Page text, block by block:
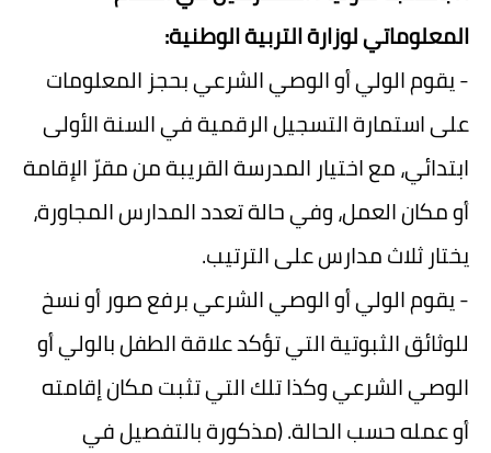
المعلوماتي لوزارة التربية الوطنية:
- يقوم الولي أو الوصي الشرعي بحجز المعلومات
على استمارة التسجيل الرقمية في السنة الأولى
ابتدائي، مع اختيار المدرسة القريبة من مقرّ الإقامة
أو مكان العمل، وفي حالة تعدد المدارس المجاورة،
يختار ثلاث مدارس على الترتيب.
- يقوم الولي أو الوصي الشرعي برفع صور أو نسخ
للوثائق الثبوتية التي تؤكد علاقة الطفل بالولي أو
الوصي الشرعي وكذا تلك التي تثبت مكان إقامته
أو عمله حسب الحالة. (مذكورة بالتفصيل في